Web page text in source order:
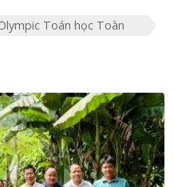
Toán học Toàn